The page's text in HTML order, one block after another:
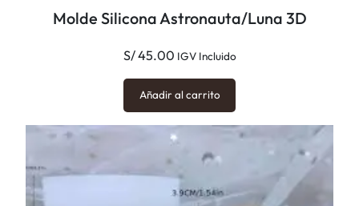
Molde Silicona Astronauta/Luna 3D
S/45.00 IGV Incluido
Añadir al carrito